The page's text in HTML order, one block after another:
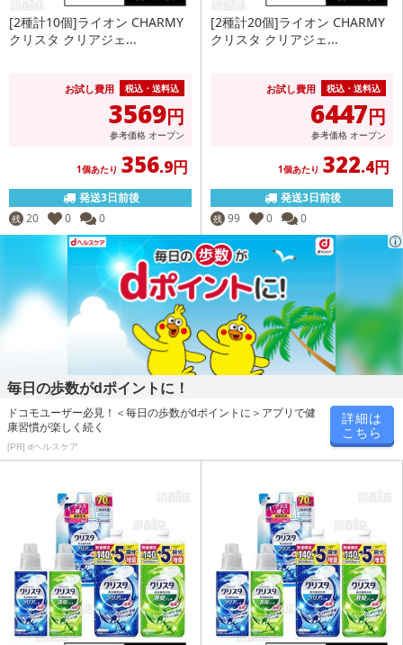
[2種計10個]ライオン CHARMY
クリスタ クリアジェ...
お試し費用 税込・送料込
3569円
参考価格 オープン
1個あたり 356.9円
発送3日前後
残 20 0 0
[2種計20個]ライオン CHARMY
クリスタ クリアジェ...
お試し費用 税込・送料込
6447円
参考価格 オープン
1個あたり 322.4円
発送3日前後
残 99 0 0
毎日の歩数がdポイントに！
ドコモユーザー必見！＜毎日の歩数がdポイントに＞アプリで健
康習慣が楽しく続く
[PR] dヘルスケア
詳細は
こちら